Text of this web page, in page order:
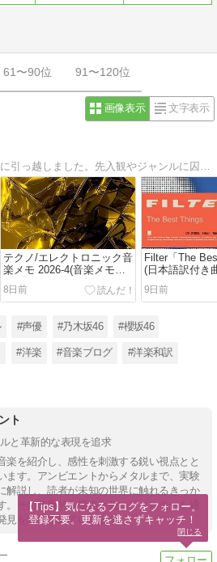
61〜90位 91〜120位
画像表示 文字表示
テクノ/エレクトロニック音
楽メモ 2026-4(音楽メモ
2026)
8日前
Filter「The
(日本語訳付き
9日前
#声優 #乃木坂46 #櫻坂46
#洋楽 #音楽ブログ #洋楽和訳
ト
と革新的な表現を追求
楽を紹介し、感性を刺激する鋭い視点とと
ます。アンビエントからメタルまで、実験
解説し、読者が未知の世界に触れるきっか
その多層的な視点と鋭いフィルターを通
見を追い求めていきます。
【Tips】気になるブログをフォロー。
登録不要。更新を逃さずキャッチ！
閉じる